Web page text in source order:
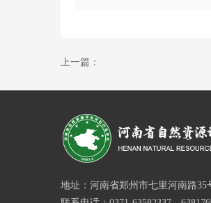
上一篇：
地址：河南省郑州市七里河南路35